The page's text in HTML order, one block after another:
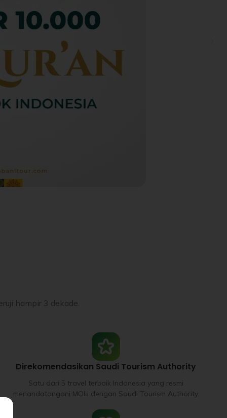
hampir 3 dekade.
Direkomendasikan Saudi Tourism Authority
Satu dari 5 travel terbaik Indonesia yang resmi
menandatangani MOU dengan Saudi Tourism Authority.